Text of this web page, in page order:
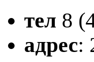
тел 8
адрес: